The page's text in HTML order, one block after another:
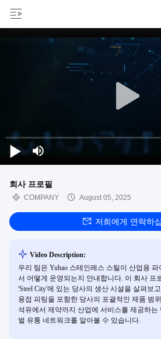
회사 프로필
COMPANY August 05, 2025
저희에게 연락하
Video Description:
우리 팀은 Yuhao 스테인레스 스틸이 산업용
서 어떻게 운영되는지 안내합니다. 이 회사 프
'Steel City'에 있는 당사의 생산 시설을 살펴보
용접 피팅을 포함한 당사의 포괄적인 제품 범
석유에서 제약까지 산업에 서비스를 제공하는
벌 유통 네트워크를 알아볼 수 있습니다.